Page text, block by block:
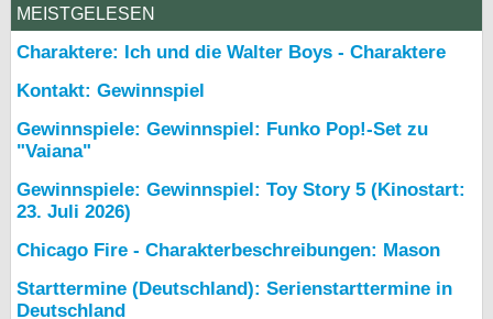
MEISTGELESEN
Charaktere: Ich und die Walter Boys - Charaktere
Kontakt: Gewinnspiel
Gewinnspiele: Gewinnspiel: Funko Pop!-Set zu
"Vaiana"
Gewinnspiele: Gewinnspiel: Toy Story 5 (Kinostart:
23. Juli 2026)
Chicago Fire - Charakterbeschreibungen: Mason
Starttermine (Deutschland): Serienstarttermine in
Deutschland